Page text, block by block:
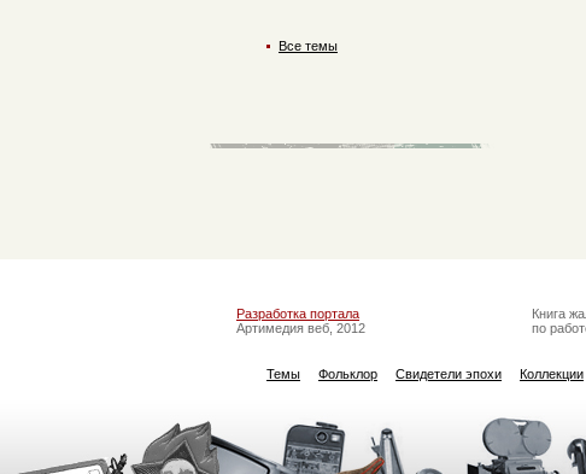
Все темы
Разработка портала
Артимедия веб, 2012
Книга
по
Темы Фольклор Свидетели эпохи Коллекции